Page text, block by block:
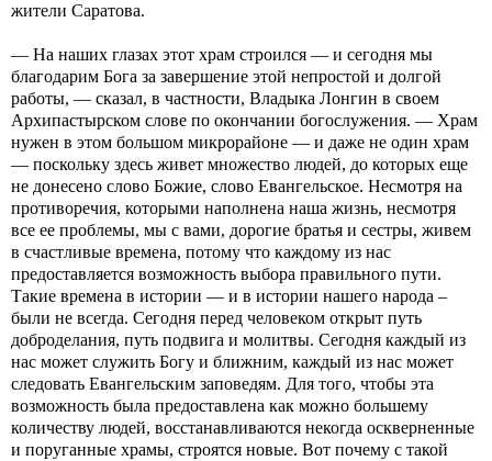
жители Саратова.
— На наших глазах этот храм строился — и сегодня мы
благодарим Бога за завершение этой непростой и долгой
работы, — сказал, в частности, Владыка Лонгин в своем
Архипастырском слове по окончании богослужения. — Храм
нужен в этом большом микрорайоне — и даже не один храм
— поскольку здесь живет множество людей, до которых еще
не донесено слово Божие, слово Евангельское. Несмотря на
противоречия, которыми наполнена наша жизнь, несмотря
все ее проблемы, мы с вами, дорогие братья и сестры, живем
в счастливые времена, потому что каждому из нас
предоставляется возможность выбора правильного пути.
Такие времена в истории — и в истории нашего народа –
были не всегда. Сегодня перед человеком открыт путь
доброделания, путь подвига и молитвы. Сегодня каждый из
нас может служить Богу и ближним, каждый из нас может
следовать Евангельским заповедям. Для того, чтобы эта
возможность была предоставлена как можно большему
количеству людей, восстанавливаются некогда оскверненные
и поруганные храмы, строятся новые. Вот почему с такой